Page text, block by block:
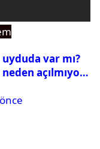
uyduda var mı?
açılmıyor?